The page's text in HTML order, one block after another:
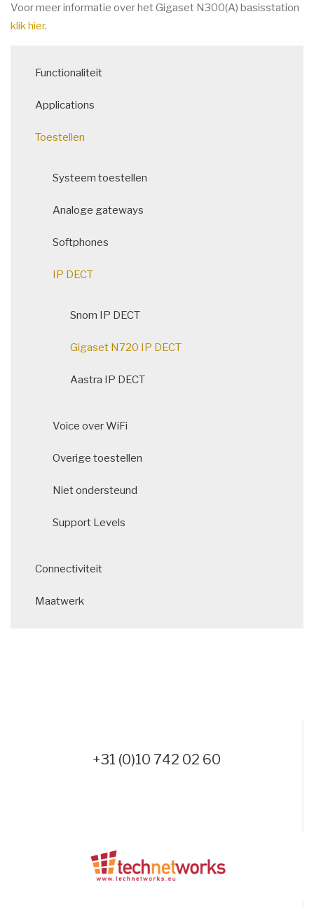
Voor meer informatie over het Gigaset N300(A) basisstation
klik hier.
navigation
Functionaliteit
Applications
Toestellen
Systeem toestellen
Analoge gateways
Softphones
IP DECT
Snom IP DECT
Gigaset N720 IP DECT
Aastra IP DECT
Voice over WiFi
Overige toestellen
Niet ondersteund
Support Levels
Connectiviteit
Maatwerk
+31 (0)10 742 02 60